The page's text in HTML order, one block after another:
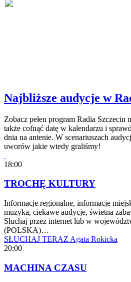
Najbliższe audycje w
Zobacz pełen program Radia Szczecin
także cofnąć datę w kalendarzu i
dnia na antenie. W scenariuszach
uworów jakie wtedy graliśmy!
18:00
TROCHĘ KULTURY
Informacje regionalne, informacje
muzyka, ciekawe audycje, świetna
Słuchaj przez internet lub w
(POLSKA)…
SŁUCHAJ TERAZ Agata Rokicka
20:00
MACHINA CZASU